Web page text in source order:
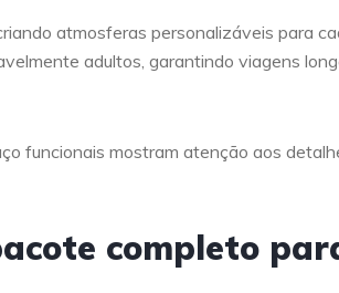
atmosferas personalizáveis para
adultos, garantindo viagens
funcionais mostram atenção aos
completo